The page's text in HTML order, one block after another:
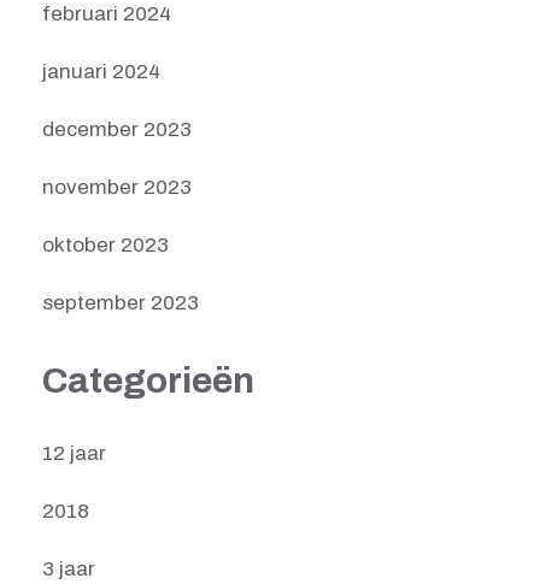
februari 2024
januari 2024
december 2023
november 2023
oktober 2023
september 2023
Categorieën
12 jaar
2018
3 jaar